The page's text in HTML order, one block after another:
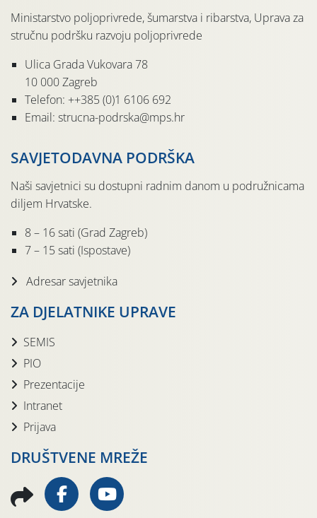
Ministarstvo poljoprivrede, šumarstva i ribarstva, Uprava za
stručnu podršku razvoju poljoprivrede
Ulica Grada Vukovara 78
10 000 Zagreb
Telefon: ++385 (0)1 6106 692
Email: strucna-podrska@mps.hr
SAVJETODAVNA PODRŠKA
Naši savjetnici su dostupni radnim danom u podružnicama
diljem Hrvatske.
8 – 16 sati (Grad Zagreb)
7 – 15 sati (Ispostave)
Adresar savjetnika
ZA DJELATNIKE UPRAVE
SEMIS
PIO
Prezentacije
Intranet
Prijava
DRUŠTVENE MREŽE